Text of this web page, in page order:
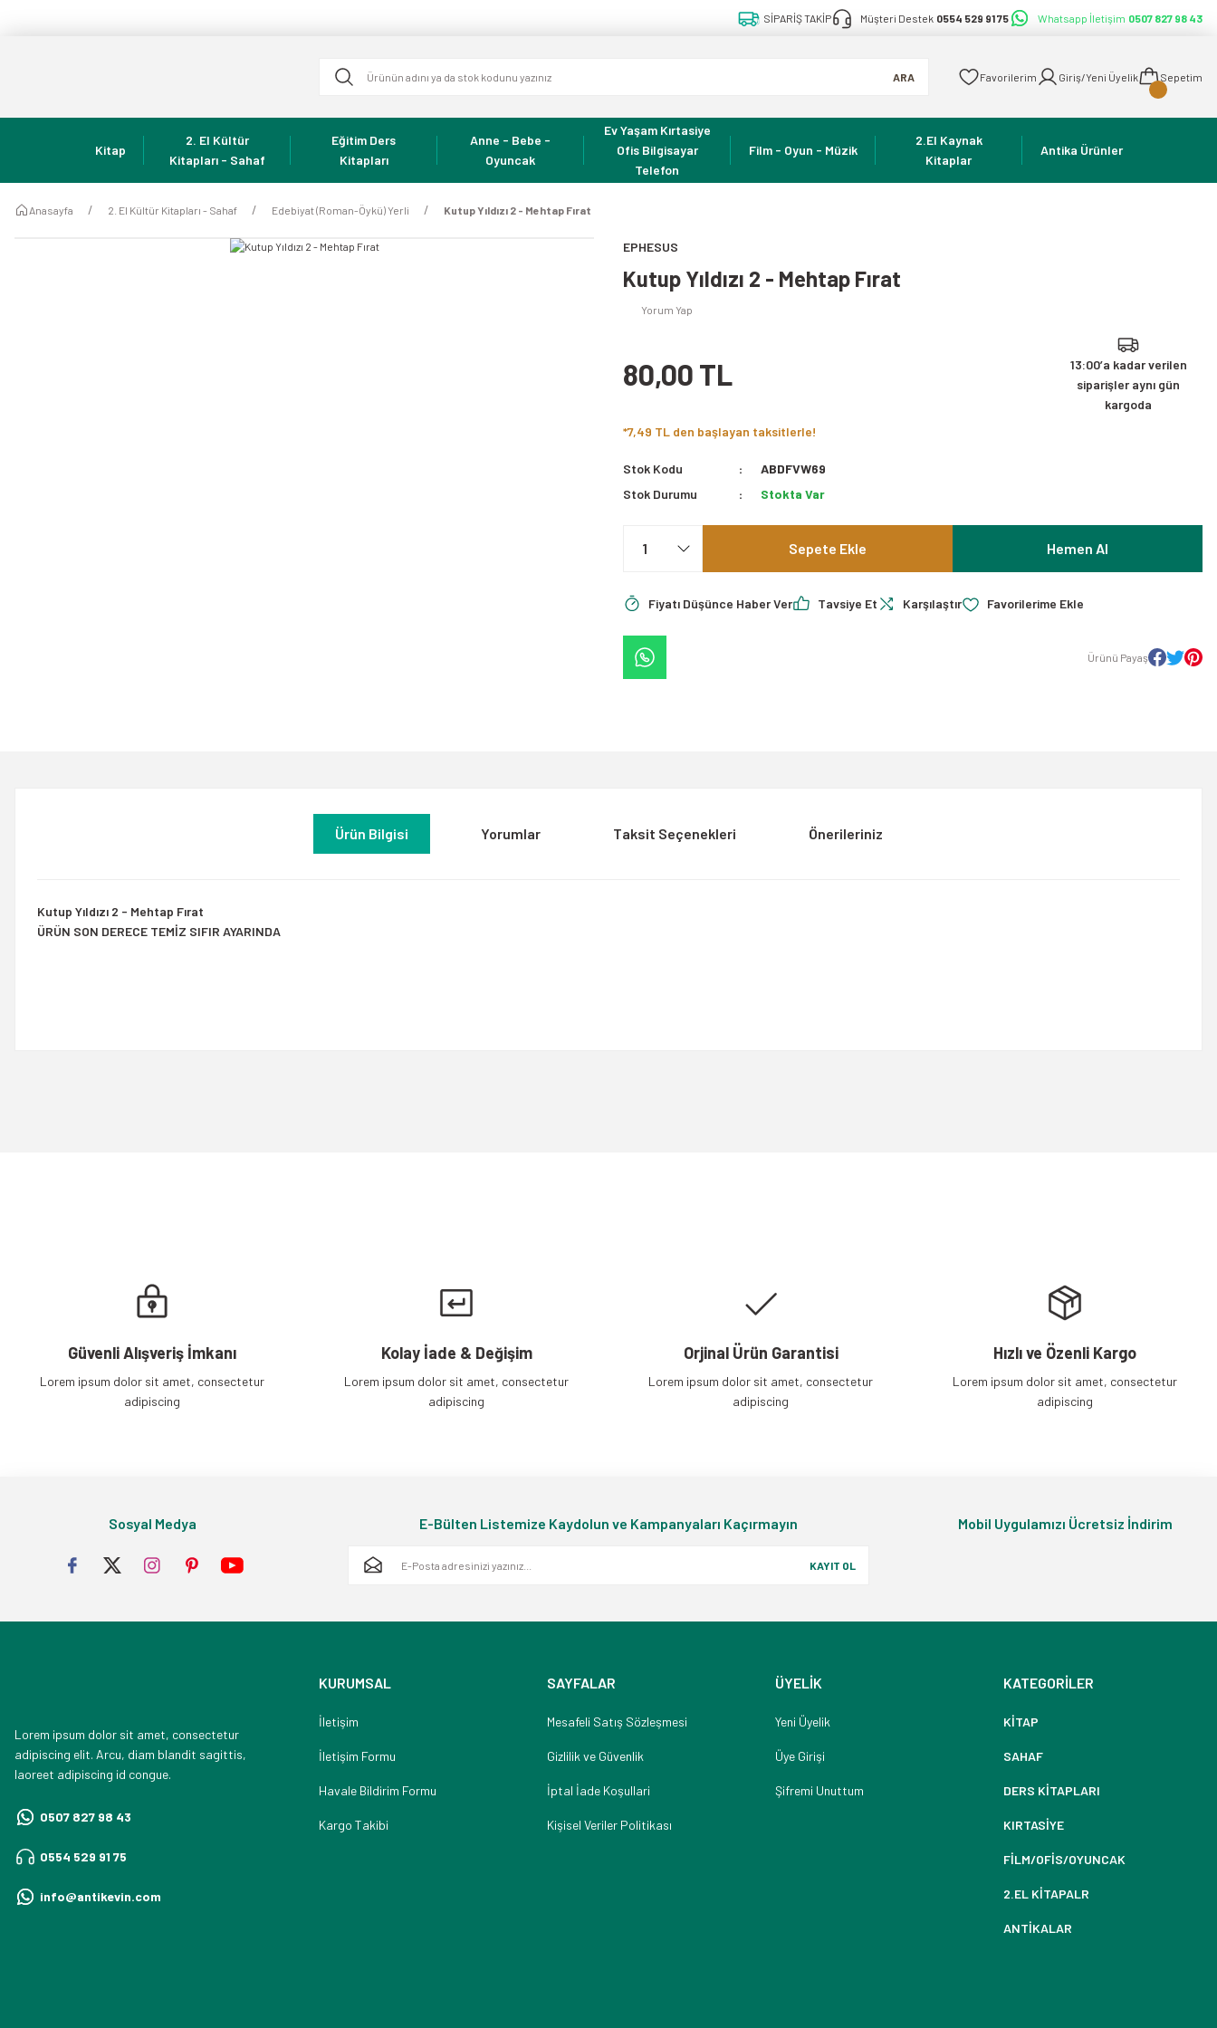
SİPARİŞ TAKİP Müşteri Destek 0554 529 91 75 Whatsapp İletişim 0507 827 98 43
ARA Favorilerim Giriş/Yeni Üyelik Sepetim
Kitap
2. El Kültür
Kitapları - Sahaf
Eğitim Ders
Kitapları
Anne - Bebe -
Oyuncak
Ev Yaşam Kırtasiye
Ofis Bilgisayar
Telefon
Film - Oyun - Müzik
2.El Kaynak
Kitaplar
Antika Ürünler
Anasayfa 2. El Kültür Kitapları - Sahaf Edebiyat (Roman-Öykü) Yerli Kutup Yıldızı 2 - Mehtap Fırat
EPHESUS
Kutup Yıldızı 2 - Mehtap Fırat
Yorum Yap
80,00 TL
13:00’a kadar verilen
siparişler aynı gün
kargoda
*7,49 TL den başlayan taksitlerle!
Stok Kodu
ABDFVW69
Stok Durumu
Stokta Var
Sepete Ekle Hemen Al
Fiyatı Düşünce Haber Ver Tavsiye Et Karşılaştır
Ürünü Payaş
Ürün Bilgisi Yorumlar Taksit Seçenekleri Önerileriniz
Kutup Yıldızı 2 - Mehtap Fırat
ÜRÜN SON DERECE TEMİZ SIFIR AYARINDA
Güvenli Alışveriş İmkanı
Lorem ipsum dolor sit amet, consectetur
adipiscing
Kolay İade & Değişim
Lorem ipsum dolor sit amet, consectetur
adipiscing
Orjinal Ürün Garantisi
Lorem ipsum dolor sit amet, consectetur
adipiscing
Hızlı ve Özenli Kargo
Lorem ipsum dolor sit amet, consectetur
adipiscing
Sosyal Medya E-Bülten Listemize Kaydolun ve Kampanyaları Kaçırmayın
KAYIT OL
Mobil Uygulamızı Ücretsiz İndirim
Lorem ipsum dolor sit amet, consectetur
adipiscing elit. Arcu, diam blandit sagittis,
laoreet adipiscing id congue.
0507 827 98 43
0554 529 91 75
info@antikevin.com
KURUMSAL
İletişim
İletişim Formu
Havale Bildirim Formu
Kargo Takibi
SAYFALAR
Mesafeli Satış Sözleşmesi
Gizlilik ve Güvenlik
İptal İade Koşullari
Kişisel Veriler Politikası
ÜYELİK
Yeni Üyelik
Üye Girişi
Şifremi Unuttum
KATEGORİLER
KİTAP
SAHAF
DERS KİTAPLARI
KIRTASİYE
FİLM/OFİS/OYUNCAK
2.EL KİTAPALR
ANTİKALAR